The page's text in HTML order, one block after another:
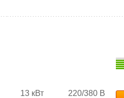
13 кВт 220/380 В